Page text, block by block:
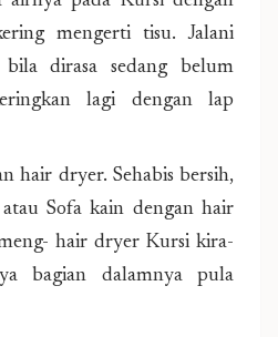
mengerti tisu. Jalani
dirasa sedang belum
lagi dengan lap
hair dryer. Sehabis bersih,
Sofa kain dengan hair
hair dryer Kursi kira-
bagian dalamnya pula